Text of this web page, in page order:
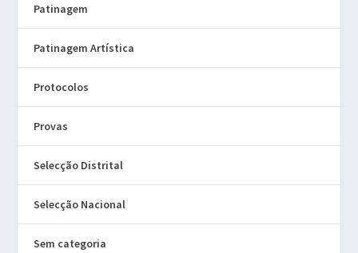
Patinagem
Patinagem Artística
Protocolos
Provas
Selecção Distrital
Selecção Nacional
Sem categoria